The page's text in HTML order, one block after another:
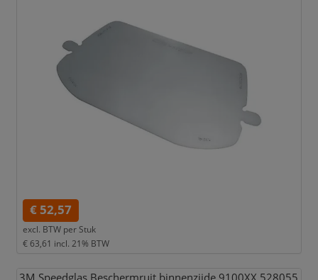
€ 52,57
excl. BTW per Stuk
€ 63,61 incl. 21% BTW